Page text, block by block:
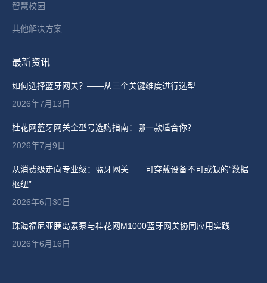
智慧校园
其他解决方案
最新资讯
如何选择蓝牙网关？——从三个关键维度进行选型
2026年7月13日
桂花网蓝牙网关全型号选购指南：哪一款适合你？
2026年7月9日
从消费级走向专业级：蓝牙网关——可穿戴设备不可或缺的“数据
枢纽”
2026年6月30日
珠海福尼亚胰岛素泵与桂花网M1000蓝牙网关协同应用实践
2026年6月16日